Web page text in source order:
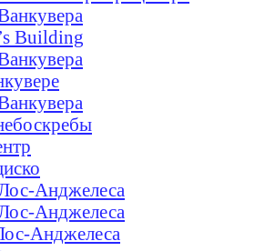
Building
Анджелеса
Анджелеса
Анджелеса